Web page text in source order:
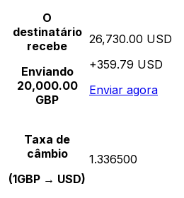
O
destinatário
recebe
Enviando
20,000.00
GBP
26,730.00 USD
+359.79 USD
Enviar agora
Taxa de
câmbio
(1GBP → USD)
1.336500